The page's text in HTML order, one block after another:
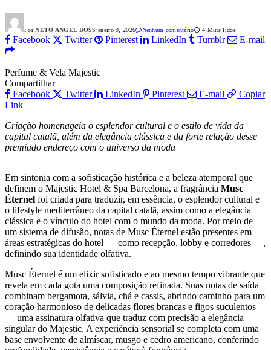
Por NETO ANGEL BOSSjaneiro 9, 2026 Nenhum comentário 4 Mins lidos
Facebook Twitter Pinterest LinkedIn Tumblr E-mail
Perfume & Vela Majestic
Compartilhar
Facebook
Twitter LinkedIn Pinterest E-mail
Copiar
Link
Criação homenageia o esplendor cultural e o estilo de vida da
capital catalã, além da elegância clássica e da forte relação desse
premiado endereço com o universo da moda
Em sintonia com a sofisticação histórica e a beleza atemporal que
definem o Majestic Hotel & Spa Barcelona, a fragrância Musc
Éternel foi criada para traduzir, em essência, o esplendor cultural e
o lifestyle mediterrâneo da capital catalã, assim como a elegância
clássica e o vínculo do hotel com o mundo da moda. Por meio de
um sistema de difusão, notas de Musc Éternel estão presentes em
áreas estratégicas do hotel — como recepção, lobby e corredores —,
definindo sua identidade olfativa.
Musc Éternel é um elixir sofisticado e ao mesmo tempo vibrante que
revela em cada gota uma composição refinada. Suas notas de saída
combinam bergamota, sálvia, chá e cassis, abrindo caminho para um
coração harmonioso de delicadas flores brancas e figos suculentos
— uma assinatura olfativa que traduz com precisão a elegância
singular do Majestic. A experiência sensorial se completa com uma
base envolvente de almíscar, musgo e cedro americano, conferindo